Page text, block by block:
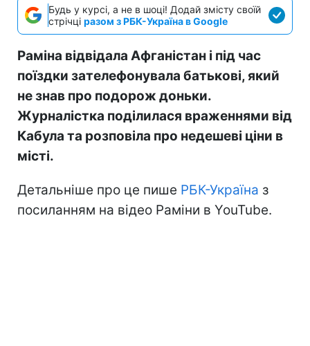
Будь у курсі, а не в шоці! Додай змісту своїй
стрічці разом з РБК-Україна в Google
Раміна відвідала Афганістан і під час
поїздки зателефонувала батькові, який
не знав про подорож доньки.
Журналістка поділилася враженнями від
Кабула та розповіла про недешеві ціни в
місті.
Детальніше про це пише РБК-Україна з
посиланням на відео Раміни в YouTube.